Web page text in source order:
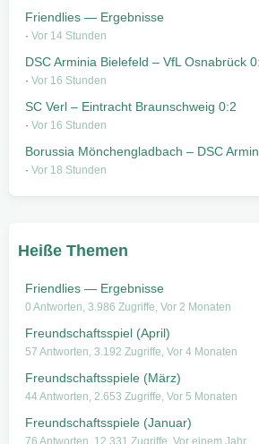
Friendlies — Ergebnisse
Vor 14 Stunden
DSC Arminia Bielefeld – VfL Osnabrück
Vor 16 Stunden
SC Verl – Eintracht Braunschweig 0:2
Vor 16 Stunden
Borussia Mönchengladbach – DSC
Vor 18 Stunden
Heiße Themen
Friendlies — Ergebnisse
0 Antworten, 3.986 Zugriffe, Vor 2 Monaten
Freundschaftsspiel (April)
57 Antworten, 3.192 Zugriffe, Vor 4 Monaten
Freundschaftsspiele (März)
44 Antworten, 2.653 Zugriffe, Vor 5 Monaten
Freundschaftsspiele (Januar)
76 Antworten, 12.331 Zugriffe, Vor einem Jahr